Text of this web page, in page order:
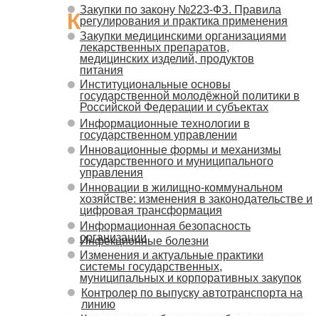
КЗакупки по закону №223-ФЗ. Правила
регулирования и практика применения
Информационные технологии в
государственном управлении
Закупки медицинскими организациями
лекарственных препаратов,
медицинских изделий, продуктов
питания
Институциональные основы
государственной молодёжной политики в
Российской Федерации и субъектах
Информационная безопасность
организации
Инновационные формы и механизмы
государственного и муниципального
управления
Инновации в жилищно-коммунальном
хозяйстве: изменения в законодательстве и
цифровая трансформация
Изменения и актуальные практики
системы государственных,
муниципальных и корпоративных закупок
Инфекционные болезни
Контролер по выпуску автотранспорта на
линию